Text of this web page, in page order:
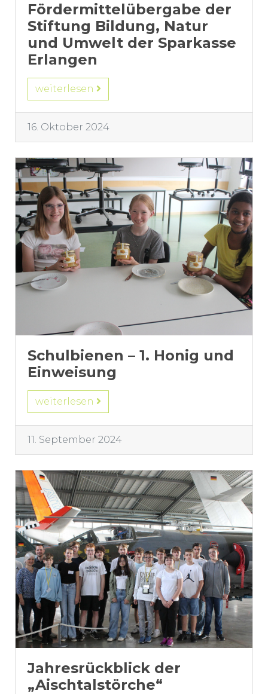
Fördermittelübergabe der
Stiftung Bildung, Natur
und Umwelt der Sparkasse
Erlangen
weiterlesen
16. Oktober 2024
Schulbienen – 1. Honig und
Einweisung
weiterlesen
11. September 2024
Jahresrückblick der
„Aischtalstörche“